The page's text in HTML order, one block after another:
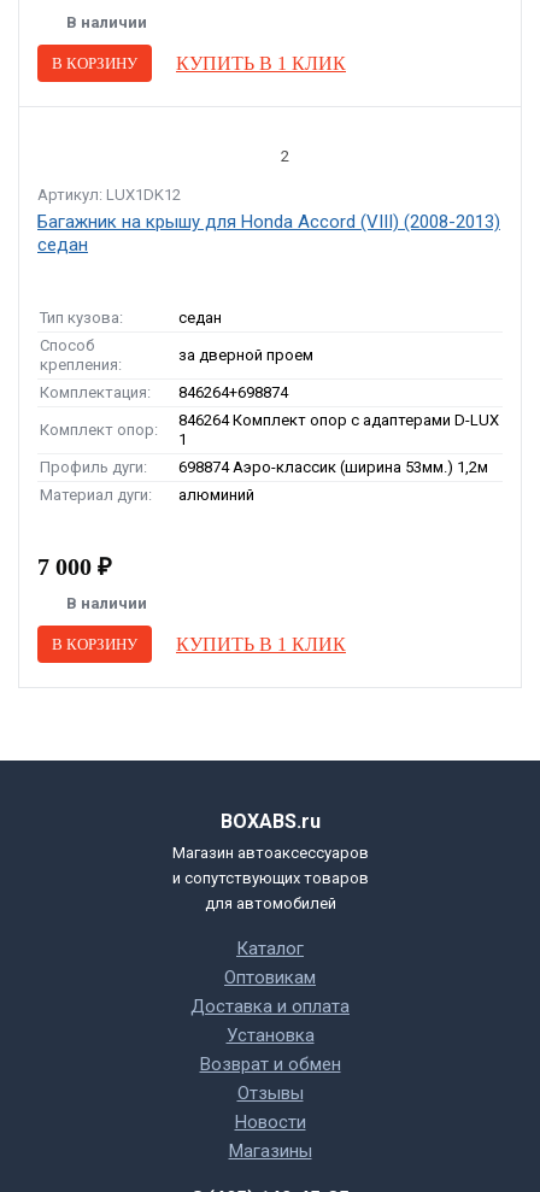
В наличии
В КОРЗИНУ КУПИТЬ В 1 КЛИК
2
Артикул: LUX1DK12
Багажник на крышу для Honda Accord (VIII) (2008-2013)
седан
Тип кузова:
седан
Способ
крепления:
за дверной проем
Комплектация: 846264+698874
Комплект опор:
846264 Комплект опор с адаптерами D-LUX
1
Профиль дуги:
698874 Аэро-классик (ширина 53мм.) 1,2м
Материал дуги:
алюминий
7 000 ₽
В наличии
В КОРЗИНУ КУПИТЬ В 1 КЛИК
BOXABS.ru
Магазин автоаксессуаров
и сопутствующих товаров
для автомобилей
Каталог
Оптовикам
Доставка и оплата
Установка
Возврат и обмен
Отзывы
Новости
Магазины